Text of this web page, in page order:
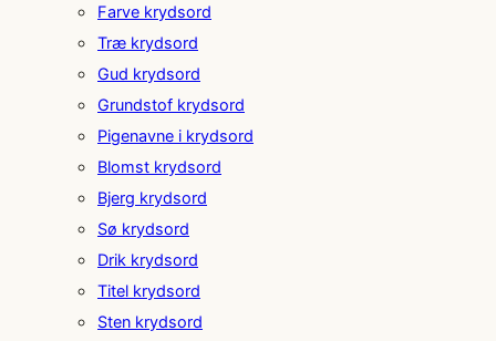
Farve krydsord
Træ krydsord
Gud krydsord
Grundstof krydsord
Pigenavne i krydsord
Blomst krydsord
Bjerg krydsord
Sø krydsord
Drik krydsord
Titel krydsord
Sten krydsord